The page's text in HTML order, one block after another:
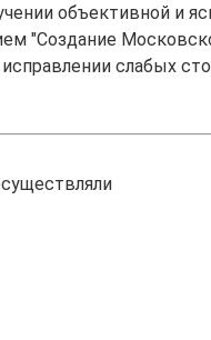
объективной и
"Создание
слабых